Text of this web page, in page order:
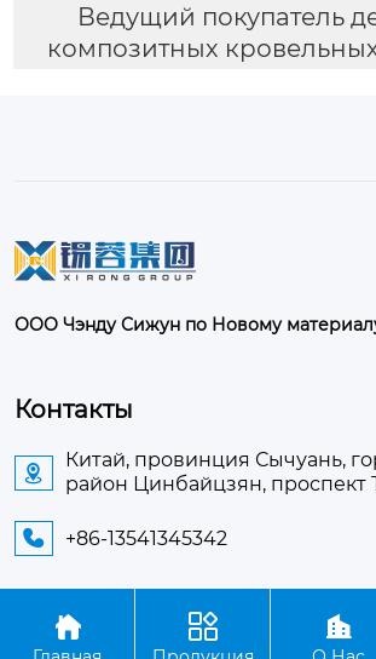
Ведущий покупатель
композитных
ООО Чэнду Сижун по Новому
Контакты

Китай, провинция Сычуань,
район Цинбайцзян, проспект
 +86-13541345342
Авторское право©ООО Чэнду Сижун по
  